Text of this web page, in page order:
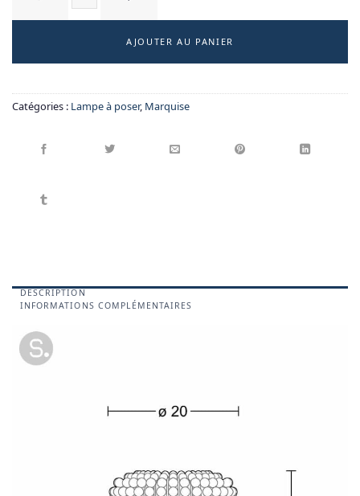
AJOUTER AU PANIER
Catégories : Lampe à poser, Marquise
DESCRIPTION
INFORMATIONS COMPLÉMENTAIRES